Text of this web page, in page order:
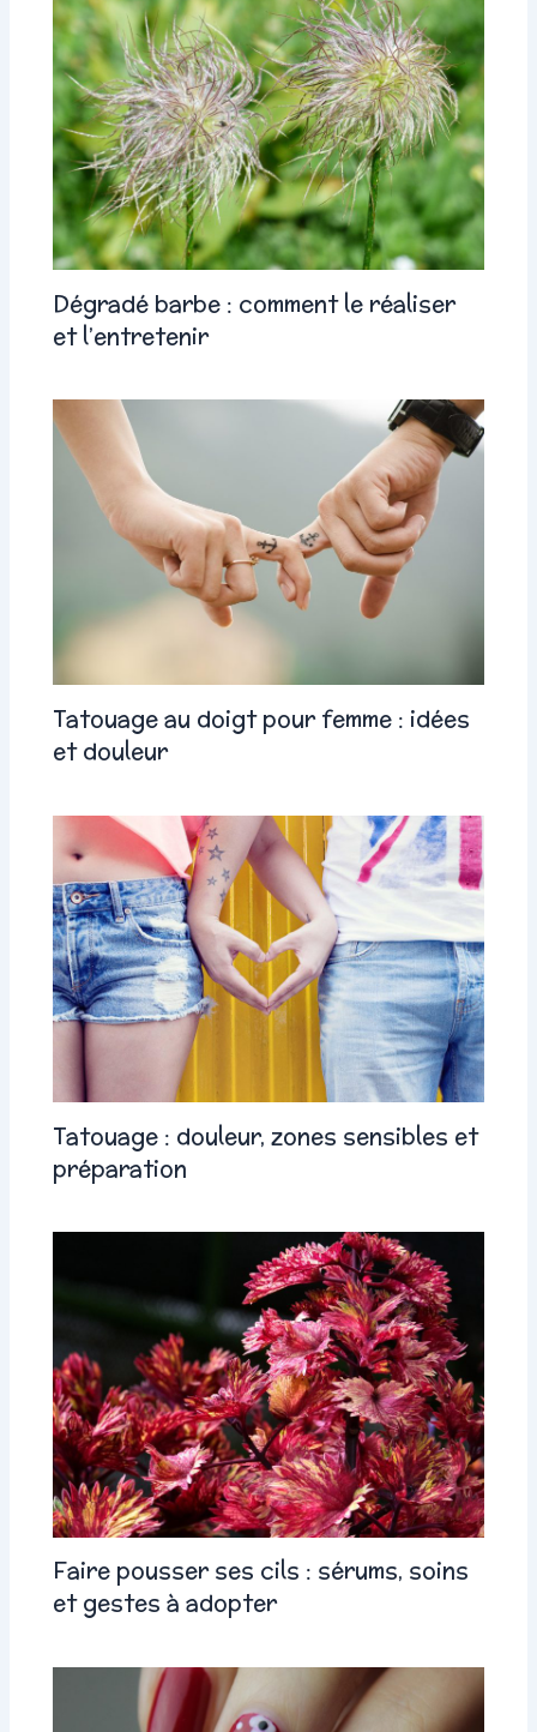
Dégradé barbe : comment le réaliser
et l’entretenir
Tatouage au doigt pour femme : idées
et douleur
Tatouage : douleur, zones sensibles et
préparation
Faire pousser ses cils : sérums, soins
et gestes à adopter